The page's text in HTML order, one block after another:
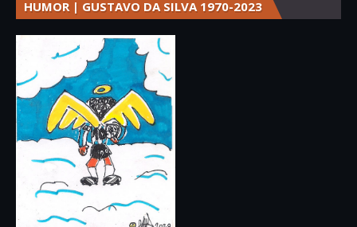
HUMOR | GUSTAVO DA SILVA 1970-2023